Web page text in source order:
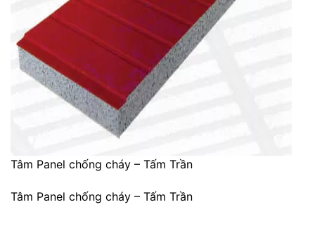
Tâm Panel chống cháy – Tấm Trần
Tâm Panel chống cháy – Tấm Trần